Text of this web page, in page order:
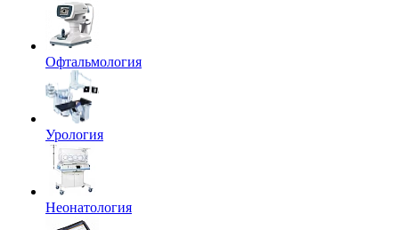
Офтальмология
Урология
Неонатология